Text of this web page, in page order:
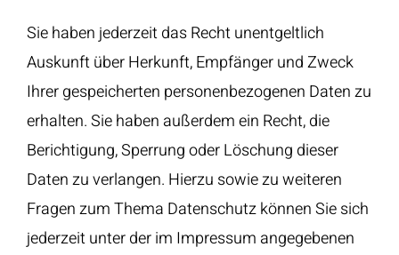
Sie haben jederzeit das Recht unentgeltlich
Auskunft über Herkunft, Empfänger und Zweck
Ihrer gespeicherten personenbezogenen Daten zu
erhalten. Sie haben außerdem ein Recht, die
Berichtigung, Sperrung oder Löschung dieser
Daten zu verlangen. Hierzu sowie zu weiteren
Fragen zum Thema Datenschutz können Sie sich
jederzeit unter der im Impressum angegebenen